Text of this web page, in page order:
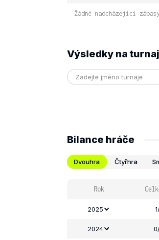
Žádné nadcházející
Výsledky na
Bilance hráče
Dvouhra Čtyřhra
Rok
2025
2024